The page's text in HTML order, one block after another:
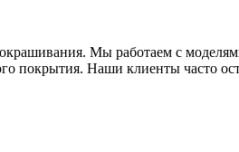
Мы работаем с
покрытия. Наши клиенты часто